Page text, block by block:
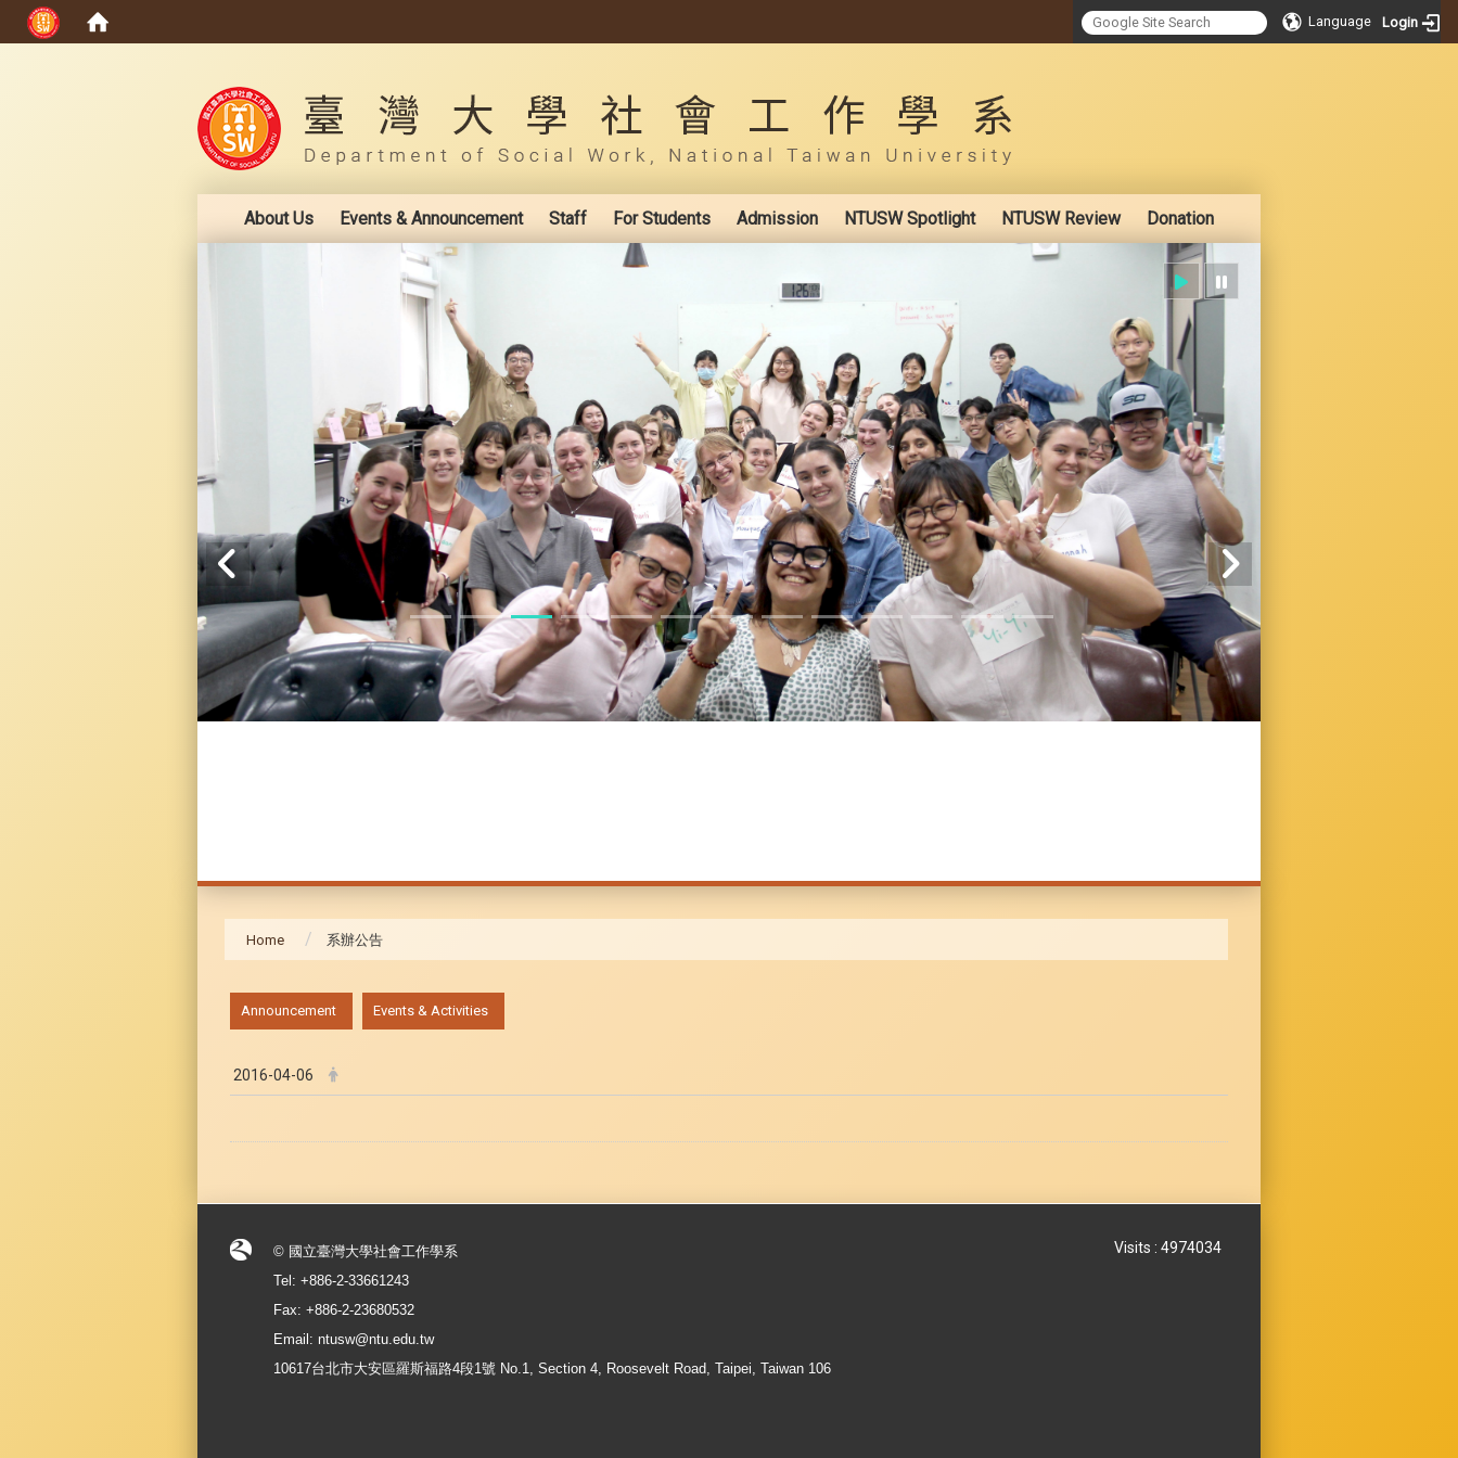
Language Login
About Us Events & Announcement Staff For Students Admission NTUSW Spotlight NTUSW Review Donation
Home 系辦公告
Announcement Events & Activities
2016-04-06
© 國立臺灣大學社會工作學系
Tel: +886-2-33661243
Fax: +886-2-23680532
Email: ntusw@ntu.edu.tw
10617台北市大安區羅斯福路4段1號 No.1, Section 4, Roosevelt Road, Taipei, Taiwan 106
Visits : 4974034